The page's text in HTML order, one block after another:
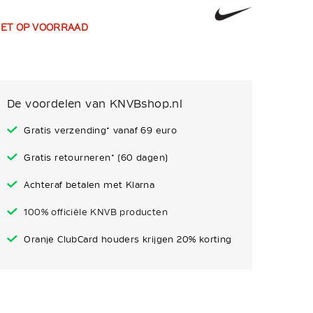
OP VOORRAAD
De voordelen van KNVBshop.nl
Gratis verzending* vanaf 69 euro
Gratis retourneren* (60 dagen)
Achteraf betalen met Klarna
100% officiële KNVB producten
Oranje ClubCard houders krijgen 20% korting